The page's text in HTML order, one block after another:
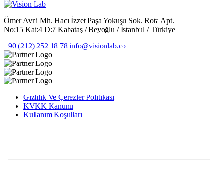
Ömer Avni Mh. Hacı İzzet Paşa Yokuşu Sok. Rota Apt.
No:15 Kat:4 D:7 Kabataş / Beyoğlu / İstanbul / Türkiye
+90 (212) 252 18 78 info@visionlab.co
Gizlilik Ve Çerezler Politikası
KVKK Kanunu
Kullanım Koşulları